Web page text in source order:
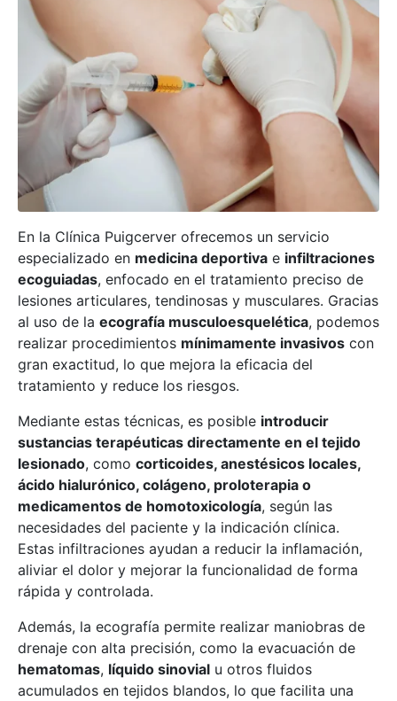
En la Clínica Puigcerver ofrecemos un servicio
especializado en medicina deportiva e infiltraciones
ecoguiadas, enfocado en el tratamiento preciso de
lesiones articulares, tendinosas y musculares. Gracias
al uso de la ecografía musculoesquelética, podemos
realizar procedimientos mínimamente invasivos con
gran exactitud, lo que mejora la eficacia del
tratamiento y reduce los riesgos.
Mediante estas técnicas, es posible introducir
sustancias terapéuticas directamente en el tejido
lesionado, como corticoides, anestésicos locales,
ácido hialurónico, colágeno, proloterapia o
medicamentos de homotoxicología, según las
necesidades del paciente y la indicación clínica.
Estas infiltraciones ayudan a reducir la inflamación,
aliviar el dolor y mejorar la funcionalidad de forma
rápida y controlada.
Además, la ecografía permite realizar maniobras de
drenaje con alta precisión, como la evacuación de
hematomas, líquido sinovial u otros fluidos
acumulados en tejidos blandos, lo que facilita una